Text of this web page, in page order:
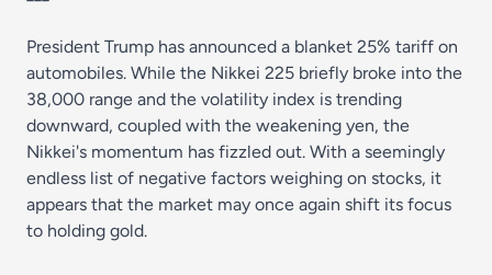
President Trump has announced a blanket 25% tariff on
automobiles. While the Nikkei 225 briefly broke into the
38,000 range and the volatility index is trending
downward, coupled with the weakening yen, the
Nikkei's momentum has fizzled out. With a seemingly
endless list of negative factors weighing on stocks, it
appears that the market may once again shift its focus
to holding gold.